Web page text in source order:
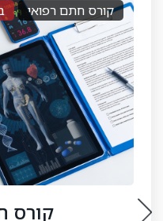
רישיון לסוכן